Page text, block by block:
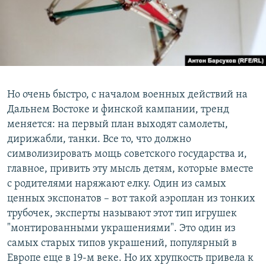
Но очень быстро, с началом военных действий на
Дальнем Востоке и финской кампании, тренд
меняется: на первый план выходят самолеты,
дирижабли, танки. Все то, что должно
символизировать мощь советского государства и,
главное, привить эту мысль детям, которые вместе
с родителями наряжают елку. Один из самых
ценных экспонатов – вот такой аэроплан из тонких
трубочек, эксперты называют этот тип игрушек
"монтированными украшениями". Это один из
самых старых типов украшений, популярный в
Европе еще в 19-м веке. Но их хрупкость привела к